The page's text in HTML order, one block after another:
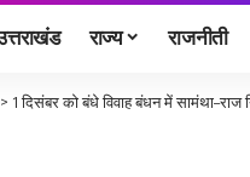
राज्य राजनीती
1 दिसंबर को बंधे विवाह बंधन में सामंथा–राज